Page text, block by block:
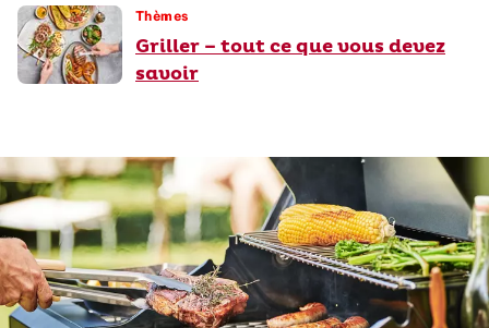
Thèmes
Griller – tout ce que vous devez
savoir